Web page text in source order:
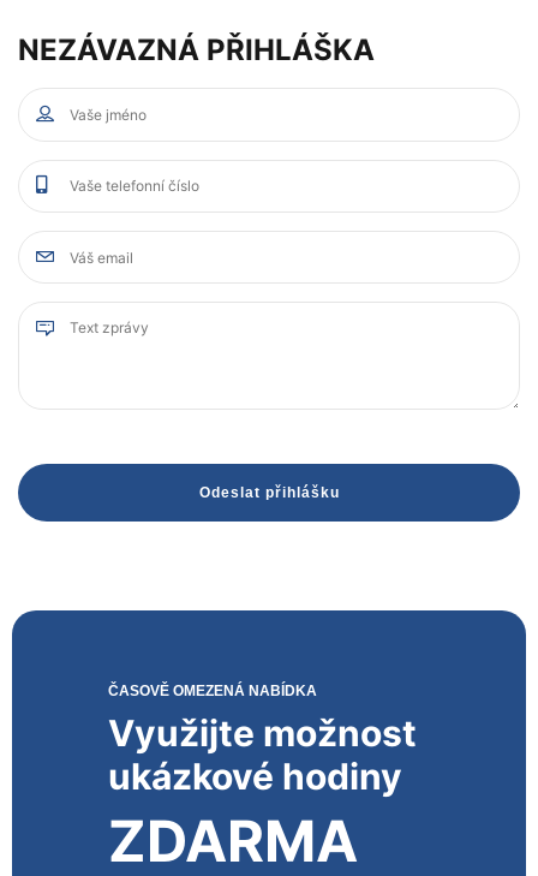
NEZÁVAZNÁ PŘIHLÁŠKA
ČASOVĚ OMEZENÁ NABÍDKA
Využijte možnost
ukázkové hodiny
ZDARMA